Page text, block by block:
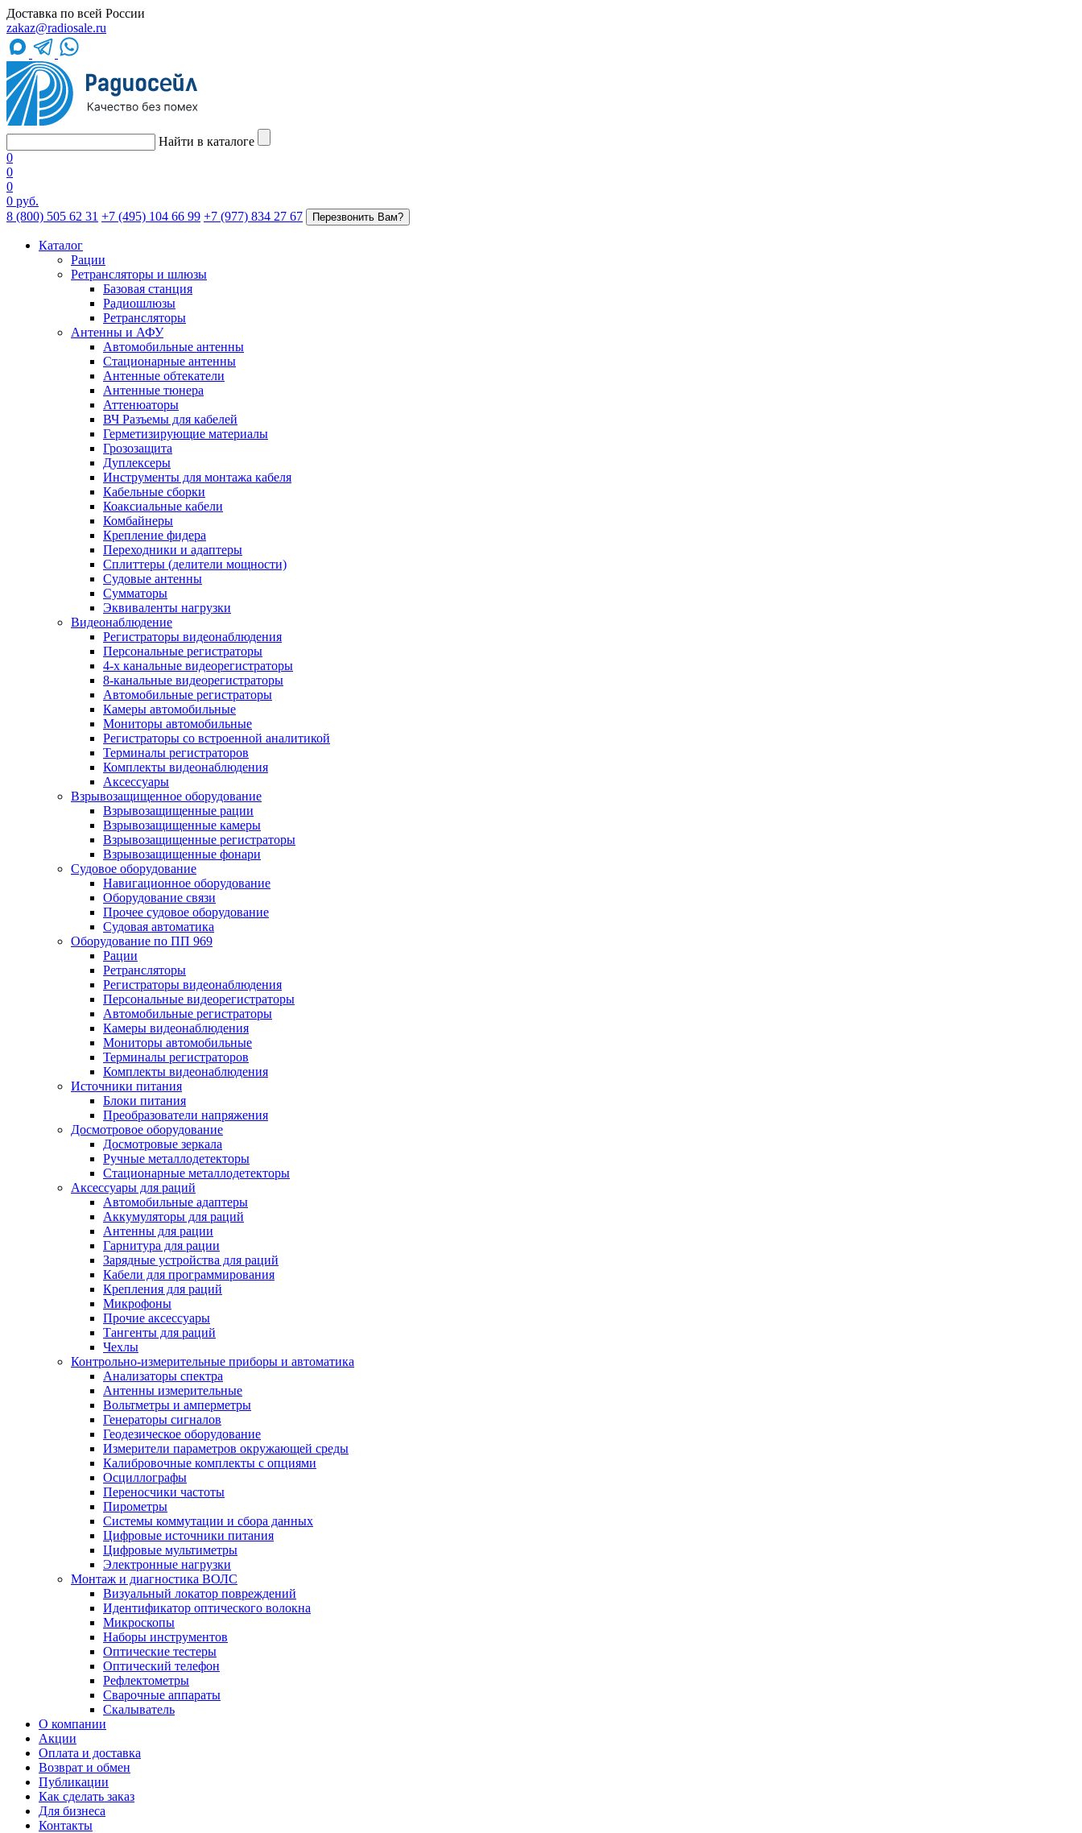
Доставка по всей России
zakaz@radiosale.ru
Найти в каталоге
0
0
0
0 руб.
8 (800) 505 62 31 +7 (495) 104 66 99 +7 (977) 834 27 67 Перезвонить Вам?
Каталог
Рации
Ретрансляторы и шлюзы
Базовая станция
Радиошлюзы
Ретрансляторы
Антенны и АФУ
Автомобильные антенны
Стационарные антенны
Антенные обтекатели
Антенные тюнера
Аттенюаторы
ВЧ Разъемы для кабелей
Герметизирующие материалы
Грозозащита
Дуплексеры
Инструменты для монтажа кабеля
Кабельные сборки
Коаксиальные кабели
Комбайнеры
Крепление фидера
Переходники и адаптеры
Сплиттеры (делители мощности)
Судовые антенны
Сумматоры
Эквиваленты нагрузки
Видеонаблюдение
Регистраторы видеонаблюдения
Персональные регистраторы
4-х канальные видеорегистраторы
8-канальные видеорегистраторы
Автомобильные регистраторы
Камеры автомобильные
Мониторы автомобильные
Регистраторы со встроенной аналитикой
Терминалы регистраторов
Комплекты видеонаблюдения
Аксессуары
Взрывозащищенное оборудование
Взрывозащищенные рации
Взрывозащищенные камеры
Взрывозащищенные регистраторы
Взрывозащищенные фонари
Судовое оборудование
Навигационное оборудование
Оборудование связи
Прочее судовое оборудование
Судовая автоматика
Оборудование по ПП 969
Рации
Ретрансляторы
Регистраторы видеонаблюдения
Персональные видеорегистраторы
Автомобильные регистраторы
Камеры видеонаблюдения
Мониторы автомобильные
Терминалы регистраторов
Комплекты видеонаблюдения
Источники питания
Блоки питания
Преобразователи напряжения
Досмотровое оборудование
Досмотровые зеркала
Ручные металлодетекторы
Стационарные металлодетекторы
Аксессуары для раций
Автомобильные адаптеры
Аккумуляторы для раций
Антенны для рации
Гарнитура для рации
Зарядные устройства для раций
Кабели для программирования
Крепления для раций
Микрофоны
Прочие аксессуары
Тангенты для раций
Чехлы
Контрольно-измерительные приборы и автоматика
Анализаторы спектра
Антенны измерительные
Вольтметры и амперметры
Генераторы сигналов
Геодезическое оборудование
Измерители параметров окружающей среды
Калибровочные комплекты с опциями
Осциллографы
Переносчики частоты
Пирометры
Системы коммутации и сбора данных
Цифровые источники питания
Цифровые мультиметры
Электронные нагрузки
Монтаж и диагностика ВОЛС
Визуальный локатор повреждений
Идентификатор оптического волокна
Микроскопы
Наборы инструментов
Оптические тестеры
Оптический телефон
Рефлектометры
Сварочные аппараты
Скалыватель
О компании
Акции
Оплата и доставка
Возврат и обмен
Публикации
Как сделать заказ
Для бизнеса
Контакты